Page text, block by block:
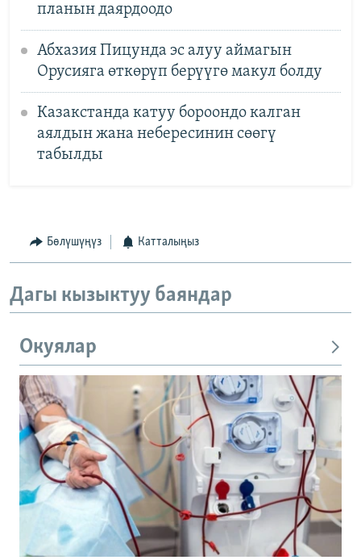
планын даярдоодо
Абхазия Пицунда эс алуу аймагын
Орусияга өткөрүп берүүгө макул болду
Казакстанда катуу бороондо калган
аялдын жана небересинин сөөгү
табылды
Бөлүшүңүз Катталыңыз
Дагы кызыктуу баяндар
Окуялар